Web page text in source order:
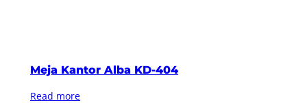
Meja Kantor Alba KD-404
Read more